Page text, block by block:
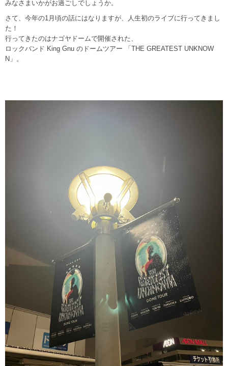
みなさまいかがお過ごしでしょうか。
さて、今年の1月頃の話にはなりますが、人生初のライブに行ってきまし
た！
行ってきたのはナゴヤドームで開催された、
ロックバンド King Gnu のドームツアー 「THE GREATEST UNKNOW
N」。